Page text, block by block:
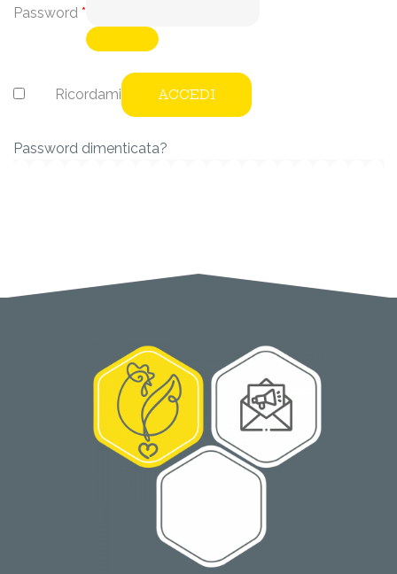
Password *
Ricordami ACCEDI
Password dimenticata?